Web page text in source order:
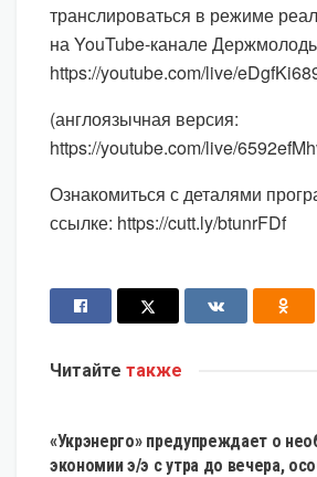
транслироваться в режиме
на YouTube-канале
https://youtube.com/live/
(англоязычная версия:
https://youtube.com/live/
Ознакомиться с деталями
ссылке: https://cutt.ly/btunrFDf
Читайте также
«Укрэнерго» предупреждает о
экономии э/э с утра до вечера,